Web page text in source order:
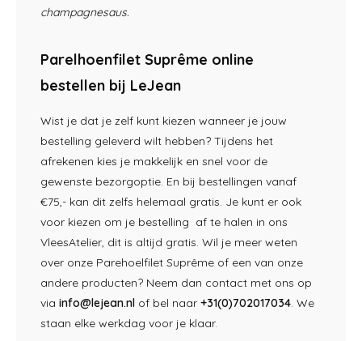
champagnesaus.
Parelhoenfilet Suprême online
bestellen bij LeJean
Wist je dat je zelf kunt kiezen wanneer je jouw
bestelling geleverd wilt hebben? Tijdens het
afrekenen kies je makkelijk en snel voor de
gewenste bezorgoptie. En bij bestellingen vanaf
€75,- kan dit zelfs helemaal gratis. Je kunt er ook
voor kiezen om je bestelling af te halen in ons
VleesAtelier, dit is altijd gratis. Wil je meer weten
over onze Parehoelfilet Suprême of een van onze
andere producten? Neem dan contact met ons op
via info@lejean.nl of bel naar +31(0)702017034. We
staan elke werkdag voor je klaar.